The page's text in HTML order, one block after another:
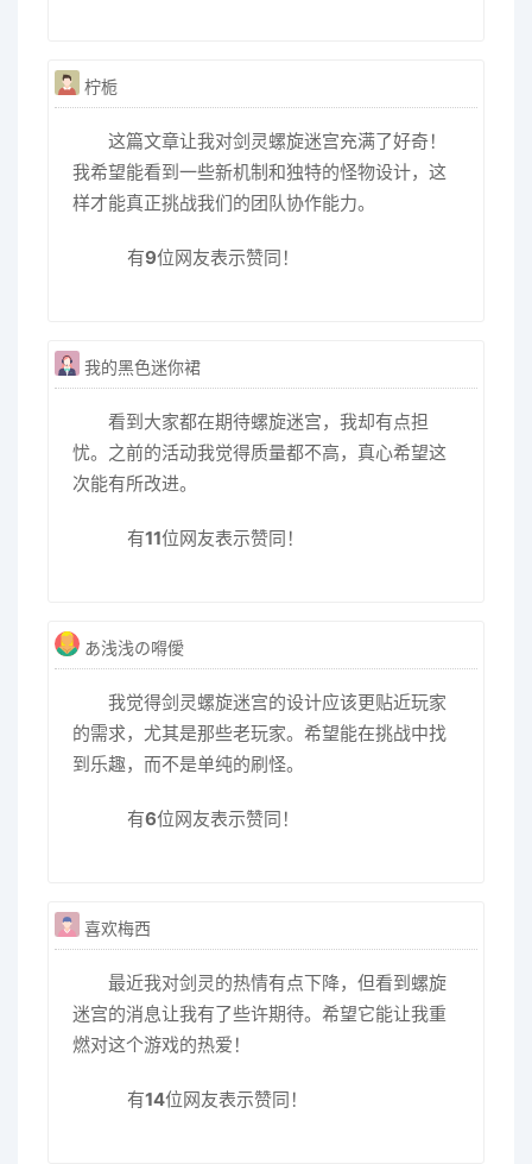
柠栀
这篇文章让我对剑灵螺旋迷宫充满了好奇！
我希望能看到一些新机制和独特的怪物设计，这
样才能真正挑战我们的团队协作能力。
有9位网友表示赞同！
我的黑色迷你裙
看到大家都在期待螺旋迷宫，我却有点担
忧。之前的活动我觉得质量都不高，真心希望这
次能有所改进。
有11位网友表示赞同！
あ浅浅の嘚僾
我觉得剑灵螺旋迷宫的设计应该更贴近玩家
的需求，尤其是那些老玩家。希望能在挑战中找
到乐趣，而不是单纯的刷怪。
有6位网友表示赞同！
喜欢梅西
最近我对剑灵的热情有点下降，但看到螺旋
迷宫的消息让我有了些许期待。希望它能让我重
燃对这个游戏的热爱！
有14位网友表示赞同！